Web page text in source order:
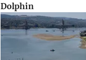
Dolphin